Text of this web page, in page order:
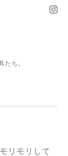
たち。
リモリして